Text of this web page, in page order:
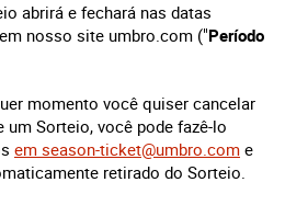
abrirá e fechará nas datas
nosso site umbro.com ("Período
momento você quiser cancelar
um Sorteio, você pode fazê-lo
em season-ticket@umbro.com e
retirado do Sorteio.